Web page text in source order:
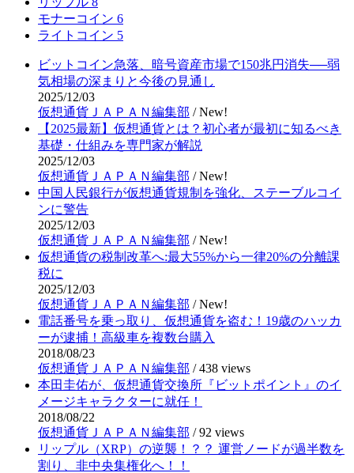
モナーコイン 6
ライトコイン 5
ビットコイン急落、暗号資産市場で150兆円消失──弱
気相場の深まりと今後の見通し
2025/12/03
仮想通貨ＪＡＰＡＮ編集部 /New!
【2025最新】仮想通貨とは？初心者が最初に知るべき
基礎・仕組みを専門家が解説
2025/12/03
仮想通貨ＪＡＰＡＮ編集部 /New!
中国人民銀行が仮想通貨規制を強化、ステーブルコイ
ンに警告
2025/12/03
仮想通貨ＪＡＰＡＮ編集部 /New!
仮想通貨の税制改革へ:最大55%から一律20%の分離課
税に
2025/12/03
仮想通貨ＪＡＰＡＮ編集部 /New!
電話番号を乗っ取り、仮想通貨を盗む！19歳のハッカ
ーが逮捕！高級車を複数台購入
2018/08/23
仮想通貨ＪＡＰＡＮ編集部 /438 views
本田圭佑が、仮想通貨交換所『ビットポイント』のイ
メージキャラクターに就任！
2018/08/22
仮想通貨ＪＡＰＡＮ編集部 /92 views
リップル（XRP）の逆襲！？？ 運営ノードが過半数を
割り、非中央集権化へ！！